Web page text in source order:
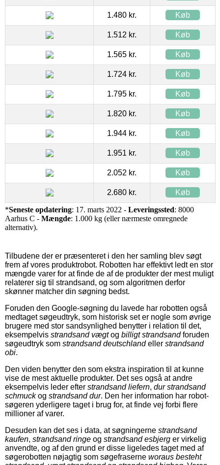
1.480 kr. Køb
1.512 kr. Køb
1.565 kr. Køb
1.724 kr. Køb
1.795 kr. Køb
1.820 kr. Køb
1.944 kr. Køb
1.951 kr. Køb
2.052 kr. Køb
2.680 kr. Køb
*Seneste opdatering: 17. marts 2022 - Leveringssted: 8000
Aarhus C - Mængde: 1.000 kg (eller nærmeste omregnede
alternativ).
Tilbudene der er præsenteret i den her samling blev søgt
frem af vores produktrobot. Robotten har effektivt ledt en stor
mængde varer for at finde de af de produkter der mest muligt
relaterer sig til strandsand, og som algoritmen derfor
skønner matcher din søgning bedst.
Foruden den Google-søgning du lavede har robotten også
medtaget søgeudtryk, som historisk set er nogle som øvrige
brugere med stor sandsynlighed benytter i relation til det,
eksempelvis strandsand vægtog billigt strandsandforuden
søgeudtryk som strandsand deutschlandeller strandsand
obi.
Den viden benytter den som ekstra inspiration til at kunne
vise de mest aktuelle produkter. Det ses også at andre
eksempelvis leder efter strandsand liefern, dur strandsand
schmuckog strandsand dur. Den her information har robot-
søgeren yderligere taget i brug for, at finde vej forbi flere
millioner af varer.
Desuden kan det ses i data, at søgningerne strandsand
kaufen, strandsand ringe og strandsand esbjerg er virkelig
anvendte, og af den grund er disse ligeledes taget med af
søgerobotten nøjagtig som søgefraserne woraus besteht